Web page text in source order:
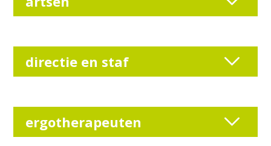
directie en staf
ergotherapeuten